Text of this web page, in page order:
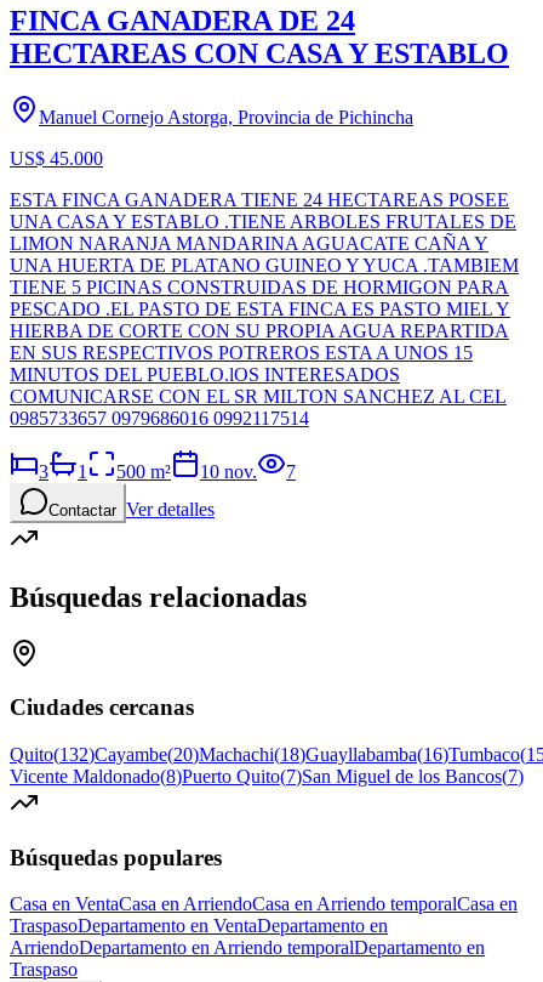
FINCA GANADERA DE 24
HECTAREAS CON CASA Y ESTABLO
Manuel Cornejo Astorga, Provincia de Pichincha
US$ 45.000
ESTA FINCA GANADERA TIENE 24 HECTAREAS POSEE
UNA CASA Y ESTABLO .TIENE ARBOLES FRUTALES DE
LIMON NARANJA MANDARINA AGUACATE CAÑA Y
UNA HUERTA DE PLATANO GUINEO Y YUCA .TAMBIEM
TIENE 5 PICINAS CONSTRUIDAS DE HORMIGON PARA
PESCADO .EL PASTO DE ESTA FINCA ES PASTO MIEL Y
HIERBA DE CORTE CON SU PROPIA AGUA REPARTIDA
EN SUS RESPECTIVOS POTREROS ESTA A UNOS 15
MINUTOS DEL PUEBLO.lOS INTERESADOS
COMUNICARSE CON EL SR MILTON SANCHEZ AL CEL
0985733657 0979686016 0992117514
3 1 500 m² 10 nov. 7
Contactar Ver detalles
Búsquedas relacionadas
Ciudades cercanas
Quito(132)Cayambe(20)Machachi(18)Guayllabamba(16)Tumbaco(
Vicente Maldonado(8)Puerto Quito(7)San Miguel de los Bancos(7)
Búsquedas populares
Casa en VentaCasa en ArriendoCasa en Arriendo temporalCasa en
TraspasoDepartamento en VentaDepartamento en
ArriendoDepartamento en Arriendo temporalDepartamento en
Traspaso